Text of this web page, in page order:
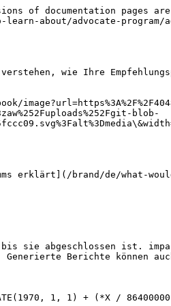
of documentation pages
about/advocate-program/
wie Ihre
blob-
sie abgeschlossen ist.
Berichte können
1, 1) + (*X /